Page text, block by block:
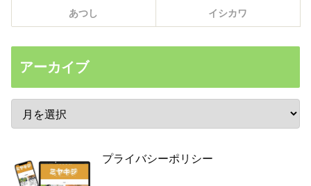
あつし イシカワ
アーカイブ
プライバシーポリシー